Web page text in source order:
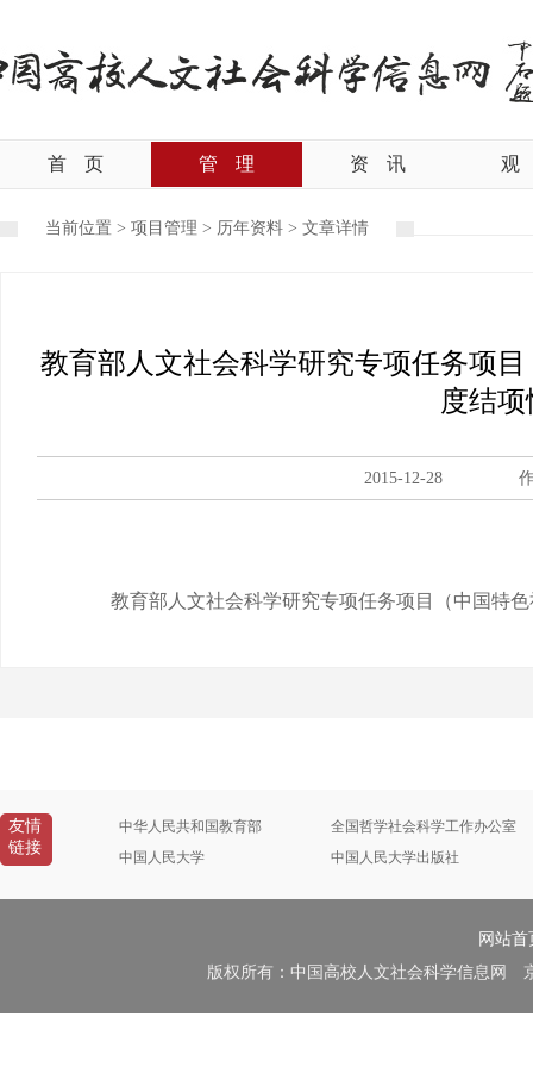
首 页 管 理 资 讯 观
当前位置 > 项目管理 > 历年资料 > 文章详情
教育部人文社会科学研究专项任务项
度结
2015-12-28
教育部人文社会科学研究专项任务项目（中国特
友情
链接
中华人民共和国教育部
全国哲学社会科学工作办公室
中国人民大学
中国人民大学出版社
网站首
版权所有：中国高校人文社会科学信息网